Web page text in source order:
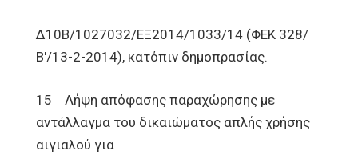
Δ10Β/1027032/ΕΞ2014/1033/14 (ΦΕΚ 328/
Β'/13-2-2014), κατόπιν δημοπρασίας.
15 Λήψη απόφασης παραχώρησης με
αντάλλαγμα του δικαιώματος απλής χρήσης
αιγιαλού για